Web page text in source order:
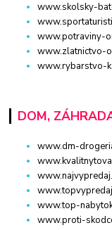
www.skolsky-
www.potraviny-
www.zlatnictvo-
www.rybarstvo-
DOM,
www.dm-
www.top-
www.proti-